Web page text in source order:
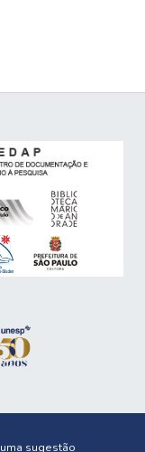
uma sugestão